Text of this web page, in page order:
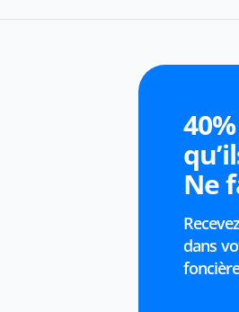
Ne
dans